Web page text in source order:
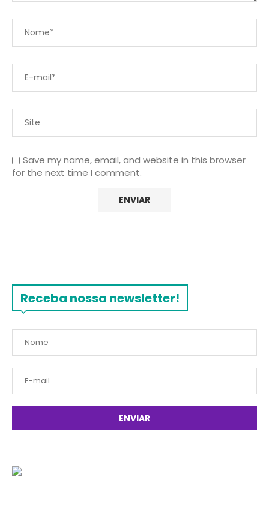
Save my name, email, and website in this browser
for the next time I comment.
Receba nossa newsletter!